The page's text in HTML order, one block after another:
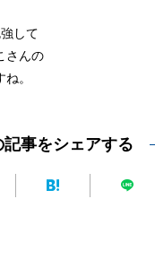
して
さんの
。
記事をシェアする